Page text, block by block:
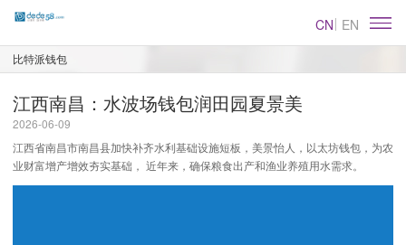
CN EN
比特派钱包
江西南昌：水波场钱包润田园夏景美
2026-06-09
江西省南昌市南昌县加快补齐水利基础设施短板，美景怡人，以太坊钱包，为农
业财富增产增效夯实基础， 近年来，确保粮食出产和渔业养殖用水需求。